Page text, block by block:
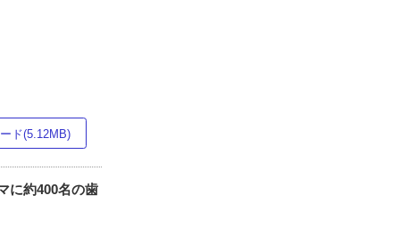
ド(5.12MB)
に約400名の歯